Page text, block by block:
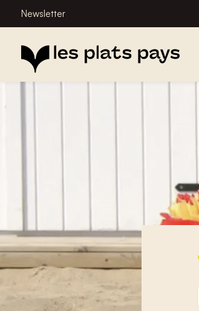
Newsletter